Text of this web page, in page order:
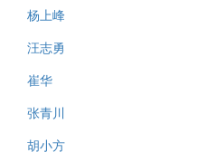
杨上峰
汪志勇
崔华
张青川
胡小方